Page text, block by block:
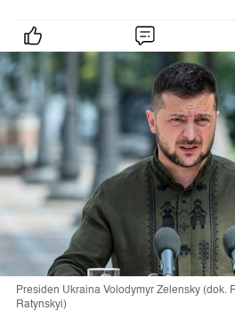
Presiden Ukraina Volodymyr Zelensky (dok.
Ratynskyi)